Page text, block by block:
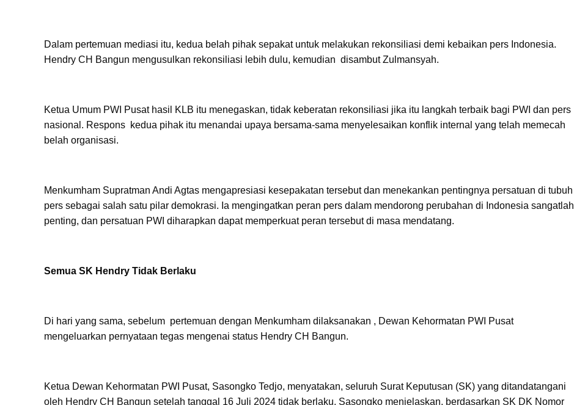
Dalam pertemuan mediasi itu, kedua belah pihak sepakat untuk melakukan rekonsiliasi demi kebaikan pers Indonesia.
Hendry CH Bangun mengusulkan rekonsiliasi lebih dulu, kemudian disambut Zulmansyah.
Ketua Umum PWI Pusat hasil KLB itu menegaskan, tidak keberatan rekonsiliasi jika itu langkah terbaik bagi PWI dan pers
nasional. Respons kedua pihak itu menandai upaya bersama-sama menyelesaikan konflik internal yang telah memecah
belah organisasi.
Menkumham Supratman Andi Agtas mengapresiasi kesepakatan tersebut dan menekankan pentingnya persatuan di tubuh
pers sebagai salah satu pilar demokrasi. Ia mengingatkan peran pers dalam mendorong perubahan di Indonesia sangatlah
penting, dan persatuan PWI diharapkan dapat memperkuat peran tersebut di masa mendatang.
Semua SK Hendry Tidak Berlaku
Di hari yang sama, sebelum pertemuan dengan Menkumham dilaksanakan , Dewan Kehormatan PWI Pusat
mengeluarkan pernyataan tegas mengenai status Hendry CH Bangun.
Ketua Dewan Kehormatan PWI Pusat, Sasongko Tedjo, menyatakan, seluruh Surat Keputusan (SK) yang ditandatangani
oleh Hendry CH Bangun setelah tanggal 16 Juli 2024 tidak berlaku. Sasongko menjelaskan, berdasarkan SK DK Nomor